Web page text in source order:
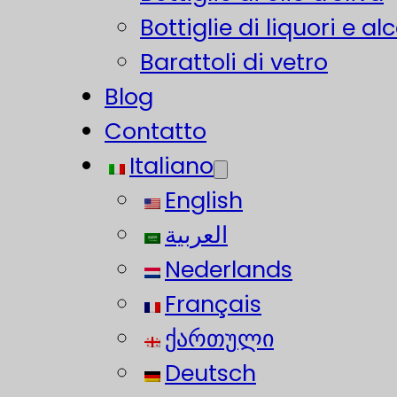
Bottiglie di liquori e
Barattoli di vetro
Blog
Contatto
Italiano
English
العربية
Nederlands
Français
ქართული
Deutsch